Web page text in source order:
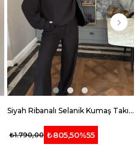
Siyah Ribanalı Selanik Kumaş Takım
₺805,50%55
₺1.790,00